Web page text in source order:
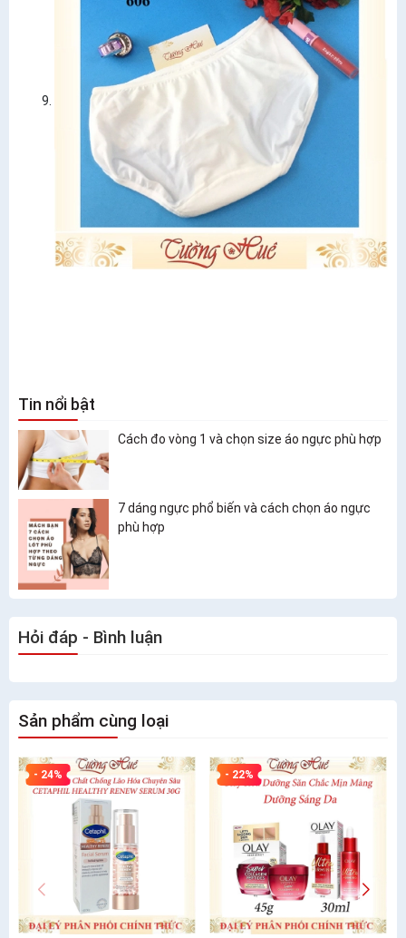
Tin nổi bật
Cách đo vòng 1 và chọn size áo ngực phù hợp
7 dáng ngực phổ biến và cách chọn áo ngực
phù hợp
Hỏi đáp - Bình luận
Sản phẩm cùng loại
- 24% - 22%